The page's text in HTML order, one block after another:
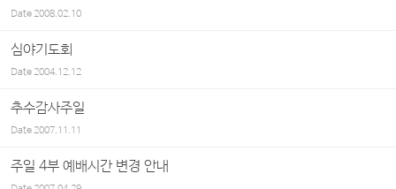
Date2008.02.10
심야기도회
Date2004.12.12
추수감사주일
Date2007.11.11
주일 4부 예배시간 변경 안내